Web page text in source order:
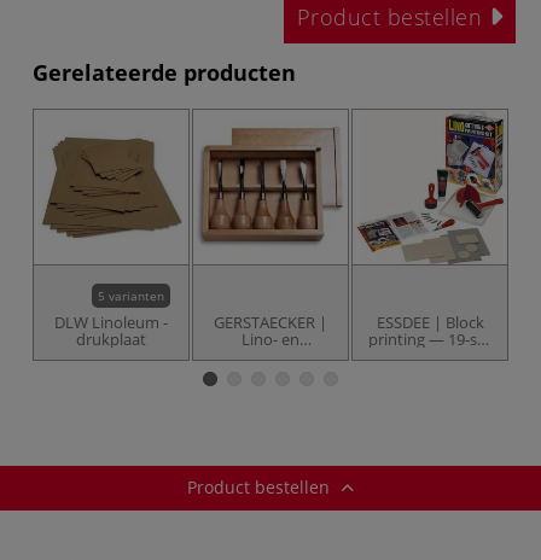
Product bestellen
Gerelateerde producten
5 varianten
DLW Linoleum -
drukplaat
GERSTAECKER |
Lino- en
houtgutsen — 5-
ESSDEE | Block
printing — 19-set
Cutting & printing
Product bestellen